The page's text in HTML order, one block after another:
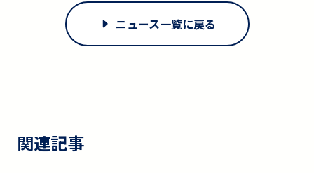
ニュース一覧に戻る
関連記事